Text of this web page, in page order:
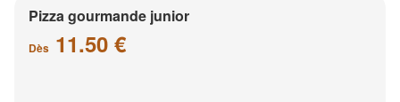
Pizza gourmande junior
Dès 11.50 €